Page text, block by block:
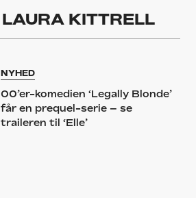
LAURA KITTRELL
NYHED
00’er-komedien ‘Legally Blonde’
får en prequel-serie – se
traileren til ‘Elle’